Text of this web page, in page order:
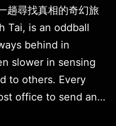
趟尋找真相的奇幻旅
Tai, is an oddball
behind in
slower in sensing
to others. Every
office to send an…